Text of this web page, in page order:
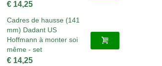
€ 14,25
Cadres de hausse (141
mm) Dadant US
Hoffmann à monter soi
même - set
€ 14,25